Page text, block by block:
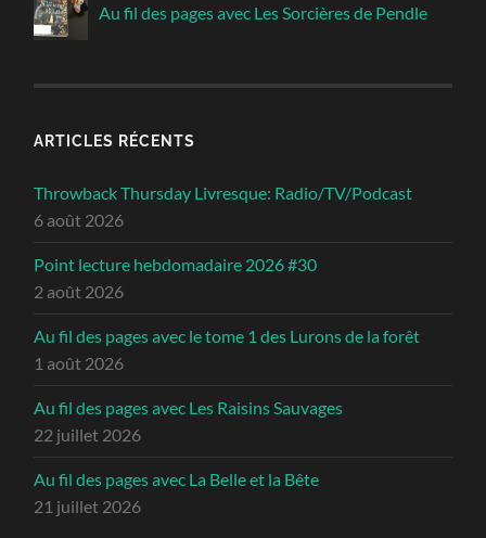
Au fil des pages avec Les Sorcières de Pendle
ARTICLES RÉCENTS
Throwback Thursday Livresque: Radio/TV/Podcast
6 août 2026
Point lecture hebdomadaire 2026 #30
2 août 2026
Au fil des pages avec le tome 1 des Lurons de la forêt
1 août 2026
Au fil des pages avec Les Raisins Sauvages
22 juillet 2026
Au fil des pages avec La Belle et la Bête
21 juillet 2026